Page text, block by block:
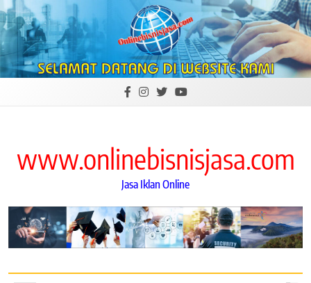
Skip
to
content
www.onlinebisnisjasa.com
Jasa Iklan Online